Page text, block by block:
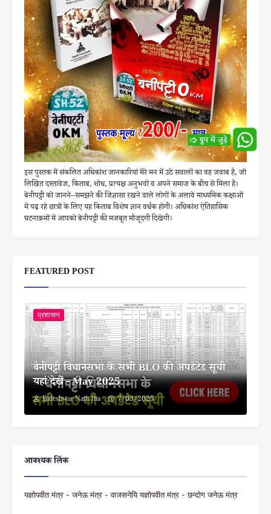
इस पुस्तक में संकलित अधिकांश जानकारियां मेरे मन में उठे सवालों का वह जवाब है, जो
लिखित दस्तावेज, किताब, शोध, प्रत्यक्ष अनुभवों व अपने समाज के बीच से मिला है।
बेनीपट्टी को जानने–समझने की जिज्ञासा रखने वाले लोगों के अलावे माध्यमिक कक्षाओं
में पढ़ रहे छात्रों के लिए यह किताब विशेष ज्ञान वर्धक होगी। अधिकांश ऐतिहासिक
घटनाक्रमों में आपको बेनीपट्टी की मजबूत मौजूदगी दिखेगी।
FEATURED POST
प्रशासन
बेनीपट्टी विधानसभा के सभी BLO की अपडेटेड सूची
यहां देखें - May 2025
Bideshwar Nath Jha 7/03/2025
आवश्यक लिंक
यज्ञोपवीत मंत्र - जनेऊ मंत्र - वाजसनेयि यज्ञोपवीत मंत्र - छन्दोग जनेऊ मंत्र